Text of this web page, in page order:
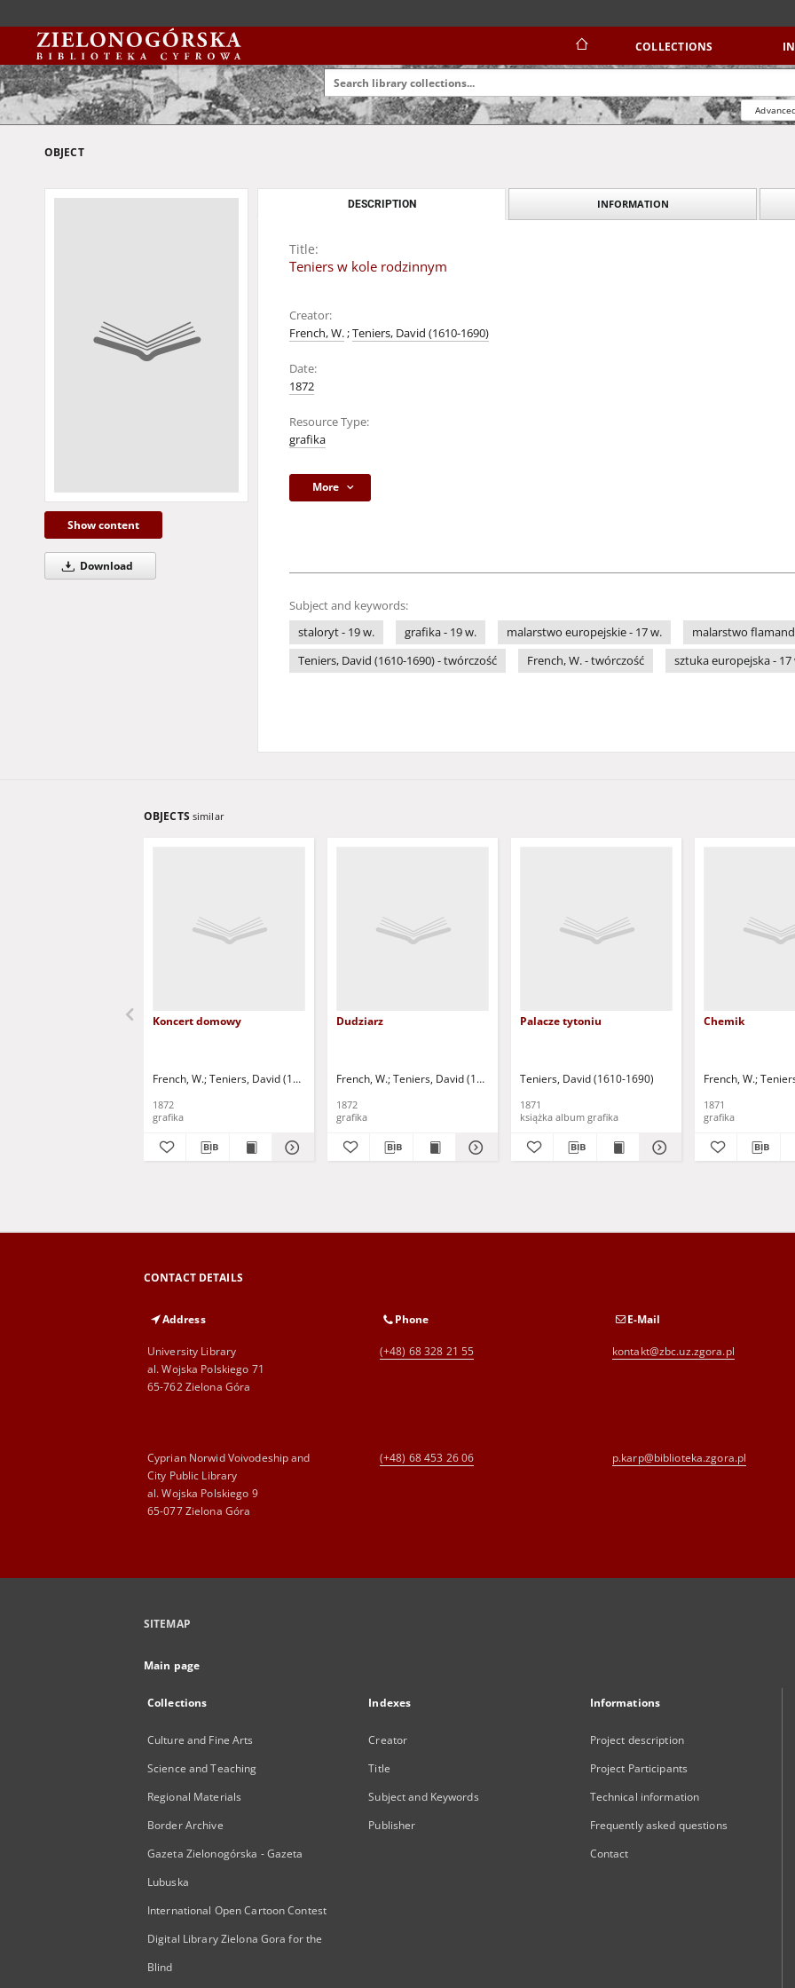
COLLECTIONS
OBJECT
Show content
Download
DESCRIPTION INFORMATION
Title:
Teniers w kole rodzinnym
Creator:
French, W.;Teniers, David (1610-1690)
Date:
1872
Resource Type:
grafika
More
Subject and keywords:
staloryt - 19 w.
grafika - 19 w. malarstwo europejskie - 17 w.
malarstwo
Teniers, David (1610-1690) - twórczość
French, W. - twórczość sztuka europejska - 17
OBJECTS similar
Koncert domowy
French, W. Teniers, David (1610-1690)
1872
grafika
Dudziarz
French, W. Teniers, David (1610-1690)
1872
grafika
Palacze tytoniu
Teniers, David (1610-1690)
1871
książka album grafika
Chemik
French, W.
1871
grafika
CONTACT DETAILS
Address
University Library
al. Wojska Polskiego 71
65-762 Zielona Góra
Phone
(+48) 68 328 21 55
E-Mail
kontakt@zbc.uz.zgora.pl
Cyprian Norwid Voivodeship and
City Public Library
al. Wojska Polskiego 9
65-077 Zielona Góra
(+48) 68 453 26 06 p.karp@biblioteka.zgora.pl
SITEMAP
Main page
Collections
Culture and Fine Arts
Science and Teaching
Regional Materials
Border Archive
Gazeta Zielonogórska - Gazeta
Lubuska
International Open Cartoon Contest
Digital Library Zielona Gora for the
Blind
Indexes
Creator
Title
Subject and Keywords
Publisher
Informations
Project description
Project Participants
Technical information
Frequently asked questions
Contact